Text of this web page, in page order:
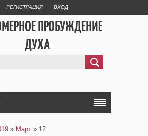
РЕГИСТРАЦИЯ ВХОД
ПРОБУЖДЕНИЕ
ДУХА
» Март » 12